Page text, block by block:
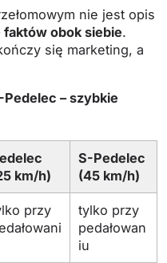
nie jest opis
obok siebie.
się marketing, a
– szybkie
km/h)
S-Pedelec
(45 km/h)
przy
tylko przy
pedałowan
iu